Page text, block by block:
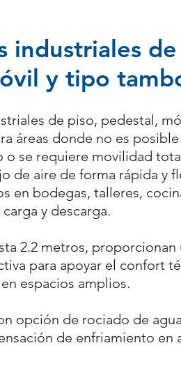
industriales
y tipo
de piso, pedestal,
áreas donde no es
o se requiere movilidad
de aire de forma rápida y
en bodegas, talleres,
y descarga.
2.2 metros, proporcionan
para apoyar el confort
espacios amplios.
opción de rociado de
de enfriamiento en